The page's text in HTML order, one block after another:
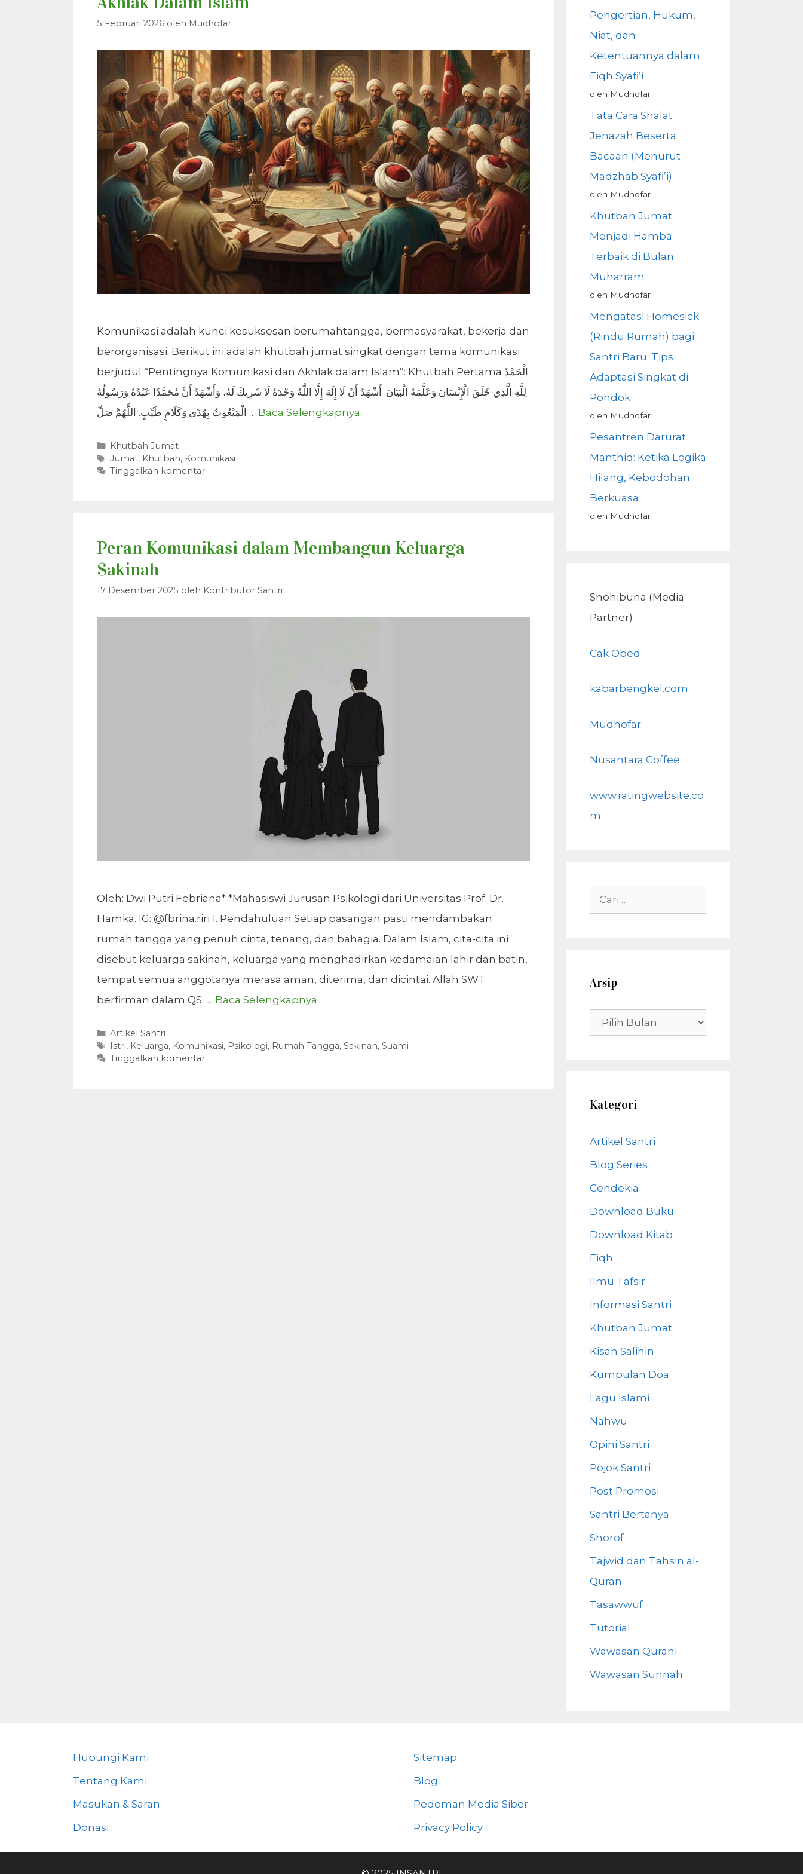
5 Februari 2026 oleh Mudhofar
Komunikasi adalah kunci kesuksesan berumahtangga, bermasyarakat, bekerja dan
berorganisasi. Berikut ini adalah khutbah jumat singkat dengan tema komunikasi
berjudul “Pentingnya Komunikasi dan Akhlak dalam Islam”: Khutbah Pertama الْحَمْدُ
لِلَّهِ الَّذِي خَلَقَ الْإِنْسَانَ وَعَلَّمَهُ الْبَيَانَ. أَشْهَدُ أَنْ لَا إِلَهَ إِلَّا اللَّهُ وَحْدَهُ لَا شَرِيكَ لَهُ، وَأَشْهَدُ أَنَّ مُحَمَّدًا عَبْدُهُ وَرَسُولُهُ
الْمَبْعُوثُ بِهُدًى وَكَلَامٍ طَيِّبٍ. اللَّهُمَّ صَلِّ … Baca Selengkapnya
Kategori
Khutbah Jumat
Tag
Jumat, Khutbah, Komunikasi
Tinggalkan komentar
Peran Komunikasi dalam Membangun Keluarga
Sakinah
17 Desember 2025 oleh Kontributor Santri
Oleh: Dwi Putri Febriana* *Mahasiswi Jurusan Psikologi dari Universitas Prof. Dr.
Hamka. IG: @fbrina.riri 1. Pendahuluan Setiap pasangan pasti mendambakan
rumah tangga yang penuh cinta, tenang, dan bahagia. Dalam Islam, cita-cita ini
disebut keluarga sakinah, keluarga yang menghadirkan kedamaian lahir dan batin,
tempat semua anggotanya merasa aman, diterima, dan dicintai. Allah SWT
berfirman dalam QS. … Baca Selengkapnya
Kategori
Artikel Santri
Tag
Istri, Keluarga, Komunikasi, Psikologi, Rumah Tangga, Sakinah, Suami
Tinggalkan komentar
Pengertian, Hukum,
Niat, dan
Ketentuannya dalam
Fiqh Syafi’i
oleh Mudhofar
Tata Cara Shalat
Jenazah Beserta
Bacaan (Menurut
Madzhab Syafi’i)
oleh Mudhofar
Khutbah Jumat
Menjadi Hamba
Terbaik di Bulan
Muharram
oleh Mudhofar
Mengatasi Homesick
(Rindu Rumah) bagi
Santri Baru: Tips
Adaptasi Singkat di
Pondok
oleh Mudhofar
Pesantren Darurat
Manthiq: Ketika Logika
Hilang, Kebodohan
Berkuasa
oleh Mudhofar
Shohibuna (Media
Partner)
Cak Obed
kabarbengkel.com
Mudhofar
Nusantara Coffee
www.ratingwebsite.co
m
Cari
untuk:
Arsip
Arsip
Kategori
Artikel Santri
Blog Series
Cendekia
Download Buku
Download Kitab
Fiqh
Ilmu Tafsir
Informasi Santri
Khutbah Jumat
Kisah Salihin
Kumpulan Doa
Lagu Islami
Nahwu
Opini Santri
Pojok Santri
Post Promosi
Santri Bertanya
Shorof
Tajwid dan Tahsin al-
Quran
Tasawwuf
Tutorial
Wawasan Qurani
Wawasan Sunnah
Hubungi Kami
Tentang Kami
Masukan & Saran
Donasi
Sitemap
Blog
Pedoman Media Siber
Privacy Policy